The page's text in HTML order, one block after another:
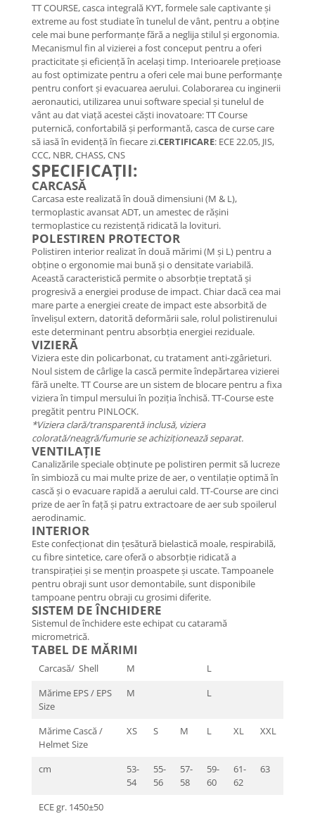
TT COURSE, casca integrală KYT, formele sale captivante și
extreme au fost studiate în tunelul de vânt, pentru a obține
cele mai bune performanțe fără a neglija stilul și ergonomia.
Mecanismul fin al vizierei a fost conceput pentru a oferi
practicitate și eficiență în același timp. Interioarele prețioase
au fost optimizate pentru a oferi cele mai bune performanțe
pentru confort și evacuarea aerului. Colaborarea cu inginerii
aeronautici, utilizarea unui software special și tunelul de
vânt au dat viață acestei căști inovatoare: TT Course
puternică, confortabilă și performantă, casca de curse care
să iasă în evidență în fiecare zi.CERTIFICARE: ECE 22.05, JIS,
CCC, NBR, CHASS, CNS
SPECIFICAȚII:
CARCASĂ
Carcasa este realizată în două dimensiuni (M & L),
termoplastic avansat ADT, un amestec de rășini
termoplastice cu rezistență ridicată la lovituri.
POLESTIREN PROTECTOR
Polistiren interior realizat în două mărimi (M și L) pentru a
obține o ergonomie mai bună și o densitate variabilă.
Această caracteristică permite o absorbție treptată și
progresivă a energiei produse de impact. Chiar dacă cea mai
mare parte a energiei create de impact este absorbită de
învelișul extern, datorită deformării sale, rolul polistirenului
este determinant pentru absorbția energiei reziduale.
VIZIERĂ
Viziera este din policarbonat, cu tratament anti-zgârieturi.
Noul sistem de cârlige la cască permite îndepărtarea vizierei
fără unelte. TT Course are un sistem de blocare pentru a fixa
viziera în timpul mersului în poziția închisă. TT-Course este
pregătit pentru PINLOCK.
*Viziera clară/transparentă inclusă, viziera
colorată/neagră/fumurie se achiziționează separat.
VENTILAȚIE
Canalizările speciale obținute pe polistiren permit să lucreze
în simbioză cu mai multe prize de aer, o ventilație optimă în
cască și o evacuare rapidă a aerului cald. TT-Course are cinci
prize de aer în față și patru extractoare de aer sub spoilerul
aerodinamic.
INTERIOR
Este confecționat din țesătură bielastică moale, respirabilă,
cu fibre sintetice, care oferă o absorbție ridicată a
transpirației și se mențin proaspete și uscate. Tampoanele
pentru obraji sunt usor demontabile, sunt disponibile
tampoane pentru obraji cu grosimi diferite.
SISTEM DE ÎNCHIDERE
Sistemul de închidere este echipat cu cataramă
micrometrică.
TABEL DE MĂRIMI
Carcasă/ Shell M
L
Mărime EPS / EPS
Size
M L
Mărime Cască /
Helmet Size
XS S M L XL XXL
cm
53-
54
55-
56
57-
58
59-
60
61-
62
63
ECE gr. 1450±50